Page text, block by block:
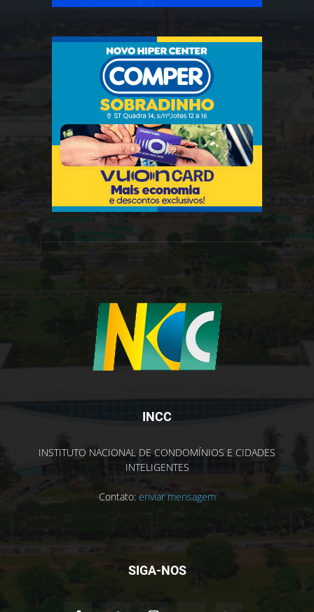
INCC
INSTITUTO NACIONAL DE CONDOMÍNIOS E CIDADES
INTELIGENTES
Contato: enviar mensagem
SIGA-NOS